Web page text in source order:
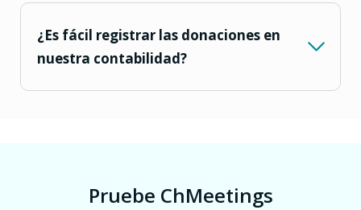
¿Es fácil registrar las donaciones en
nuestra contabilidad?
Pruebe ChMeetings